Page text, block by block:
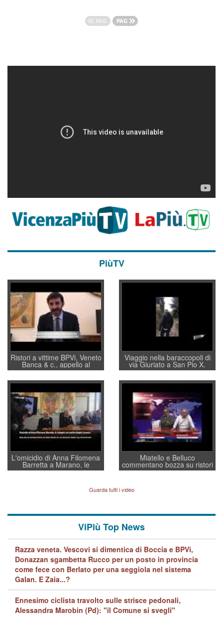
PiùTV
Ristori a vittime BPVi, Veneto
Banca & c., appello al
sottosegretario Alessio
Villarosa: per mettere ordine
convochi con Di Maio CNCU
a supporto della cabina di
regia al Mef
Viaggio nella baraccopoli di
via Giuriato a San Pio X.
Vicenza ai Vicentini: “faremo
un regalo di Natale ai
residenti”
L'omicidio di Anna Filomena
Barretta a Marano, le
indagini dei carabinieri di
Lavarra: più avvincenti di
quelle di... Barbara D'Urso
Miatello e Belluco
commentano bozza su ristori
BPVi e Veneto Banca
Guarda tutti i video
ViPiù Top News
Razza veneta. Vescovi si dimentica di Boccia e BPVi,
Donazzan sgambetta Rucco per un posto in provincia
come fece con Berlato per una seggiola nel sistema
Galan. E Zaia...?
Ennesimo ciclista travolto sulle strisce pedonali,
Alessandra Marobin (Pd): "il Comune si svegli"